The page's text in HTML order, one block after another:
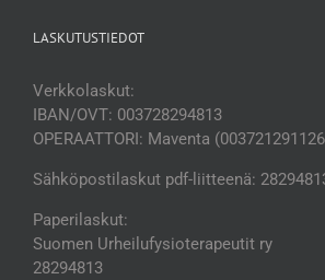
LASKUTUSTIEDOT
Verkkolaskut:
IBAN/OVT: 003728294813
OPERAATTORI: Maventa
Sähköpostilaskut pdf-liitteenä:
Paperilaskut:
Suomen Urheilufysioterapeutit ry
28294813